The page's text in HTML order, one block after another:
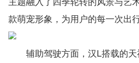
款萌宠形象，为用户的每一次出
辅助驾驶方面，汉L搭载的